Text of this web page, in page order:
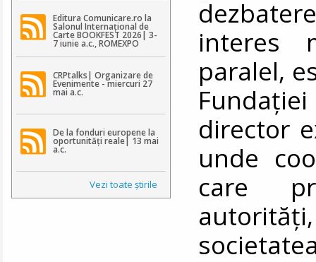
Editura Comunicare.ro la
Salonul Internațional de
Carte BOOKFEST 2026| 3-
7 iunie a.c., ROMEXPO
CRPtalks| Organizare de
Evenimente - miercuri 27
mai a.c.
De la fonduri europene la
oportunități reale| 13 mai
a.c.
Vezi toate ştirile
interes
paralel,
director
unde
care